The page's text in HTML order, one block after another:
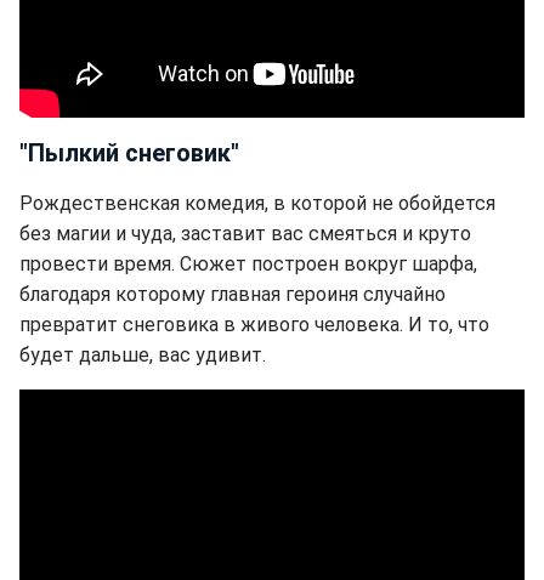
"Пылкий снеговик"
Рождественская комедия, в которой не обойдется
без магии и чуда, заставит вас смеяться и круто
провести время. Сюжет построен вокруг шарфа,
благодаря которому главная героиня случайно
превратит снеговика в живого человека. И то, что
будет дальше, вас удивит.